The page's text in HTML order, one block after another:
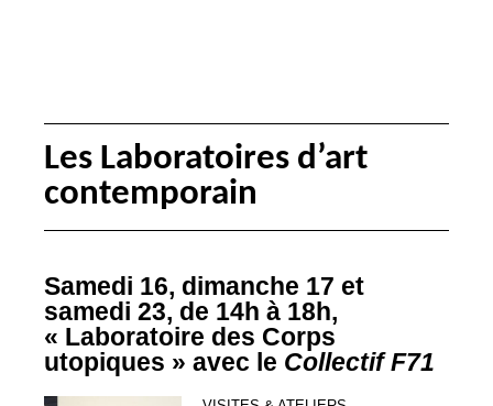
Les Laboratoires d’art
contemporain
Samedi 16, dimanche 17 et
samedi 23, de 14h à 18h,
« Laboratoire des Corps
utopiques » avec le Collectif F71